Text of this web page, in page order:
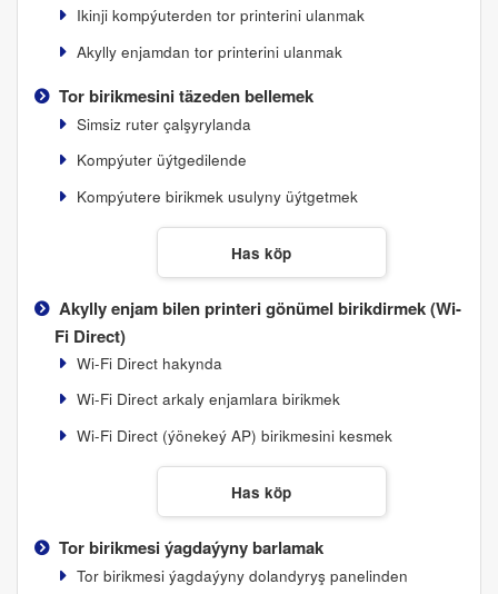
Ikinji kompýuterden tor printerini ulanmak
Akylly enjamdan tor printerini ulanmak
Tor birikmesini täzeden bellemek
Simsiz ruter çalşyrylanda
Kompýuter üýtgedilende
Kompýutere birikmek usulyny üýtgetmek
Has köp
Akylly enjam bilen printeri gönümel birikdirmek (Wi-
Fi Direct)
Wi-Fi Directhakynda
Wi-Fi Directarkaly enjamlara birikmek
Wi-Fi Direct(ýönekeý AP) birikmesini kesmek
Has köp
Tor birikmesi ýagdaýyny barlamak
Tor birikmesi ýagdaýyny dolandyryş panelinden